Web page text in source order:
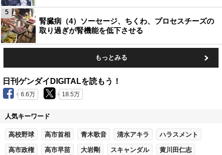
腎臓病（4）ソーセージ、ちくわ、プロセスチーズの
取り過ぎが腎機能を低下させる
5
もっとみる
日刊ゲンダイDIGITALを読もう！
6.6万 18.5万
人気キーワード
高校野球 高市首相 青木歌音 清水アキラ ハラスメント
高市政権 高市早苗 大岩剛 スキャンダル 黄川田仁志